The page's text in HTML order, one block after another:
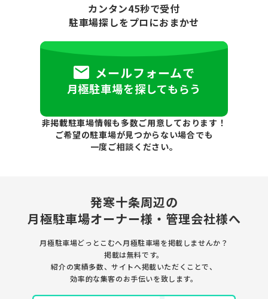
カンタン45秒で受付
駐車場探しをプロにおまかせ
メールフォームで
月極駐車場を探してもらう
非掲載駐車場情報も多数ご用意しております！
ご希望の駐車場が見つからない場合でも
一度ご相談ください。
発寒十条周辺の
月極駐車場オーナー様・管理会社様へ
月極駐車場どっとこむへ月極駐車場を掲載しませんか？
掲載は無料です。
紹介の実績多数、サイトへ掲載いただくことで、
効率的な集客のお手伝いを致します。